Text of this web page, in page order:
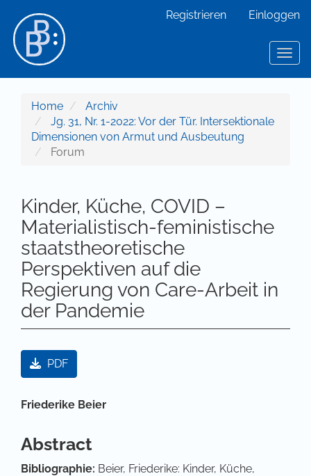
Hauptinhalt
Sidebar
Registrieren Einloggen
Home
Archiv
Jg. 31, Nr. 1-2022: Vor der Tür. Intersektionale
Dimensionen von Armut und Ausbeutung
Forum
Kinder, Küche, COVID –
Materialistisch-feministische
staatstheoretische
Perspektiven auf die
Regierung von Care-Arbeit in
der Pandemie
Artikel-Sidebar
PDF
Hauptsächlicher Artikelinhalt
Friederike Beier
Abstract
Bibliographie: Beier, Friederike: Kinder, Küche,